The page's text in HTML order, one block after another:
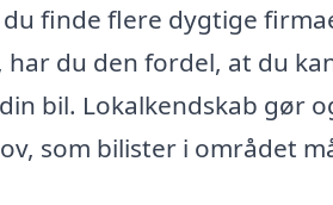
finde flere dygtige
du den fordel, at du
bil. Lokalkendskab gør
som bilister i området